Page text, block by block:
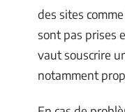
des sites
sont pas prises
vaut souscrire
notamment